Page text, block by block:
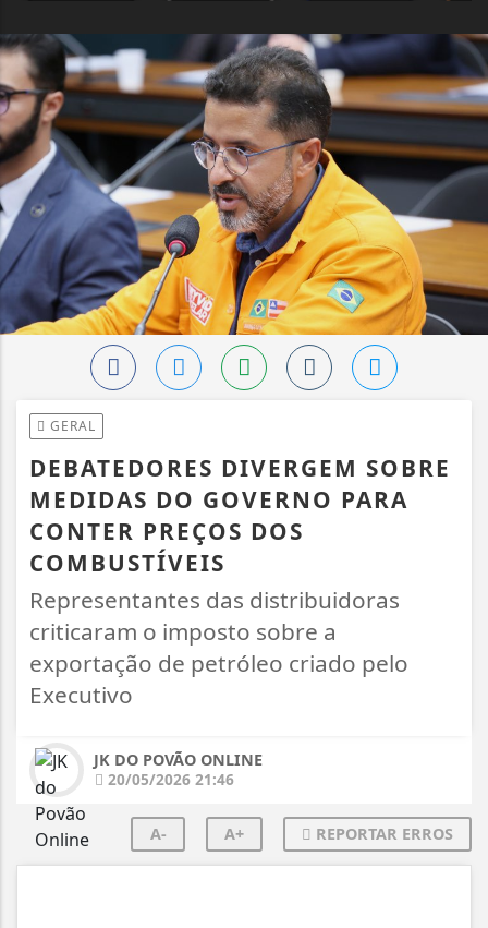
GERAL
DEBATEDORES DIVERGEM SOBRE
MEDIDAS DO GOVERNO PARA
CONTER PREÇOS DOS
COMBUSTÍVEIS
Representantes das distribuidoras
criticaram o imposto sobre a
exportação de petróleo criado pelo
Executivo
JK DO POVÃO ONLINE
20/05/2026 21:46
A- A+ REPORTAR ERROS